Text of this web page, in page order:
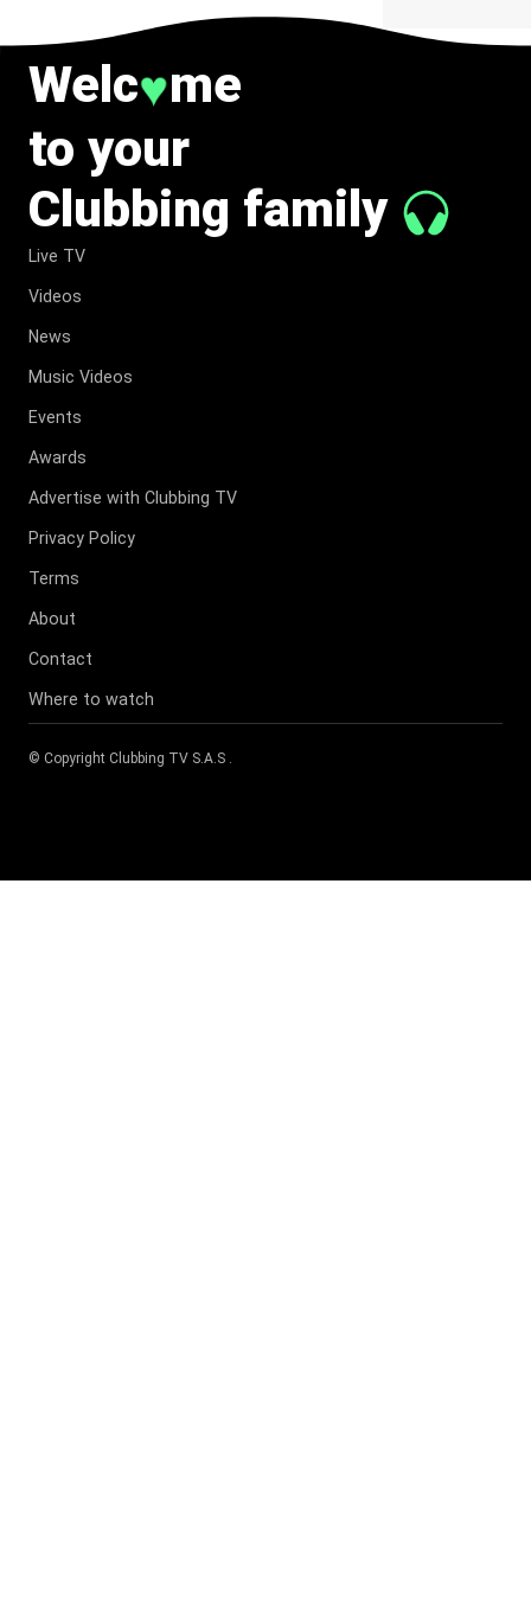
Welc♥me
to your
Clubbing family
Live TV
Videos
News
Music Videos
Events
Awards
Advertise with Clubbing TV
Privacy Policy
Terms
About
Contact
Where to watch
© Copyright Clubbing TV S.A.S .